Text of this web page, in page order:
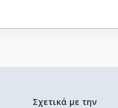
Σχετικά με την